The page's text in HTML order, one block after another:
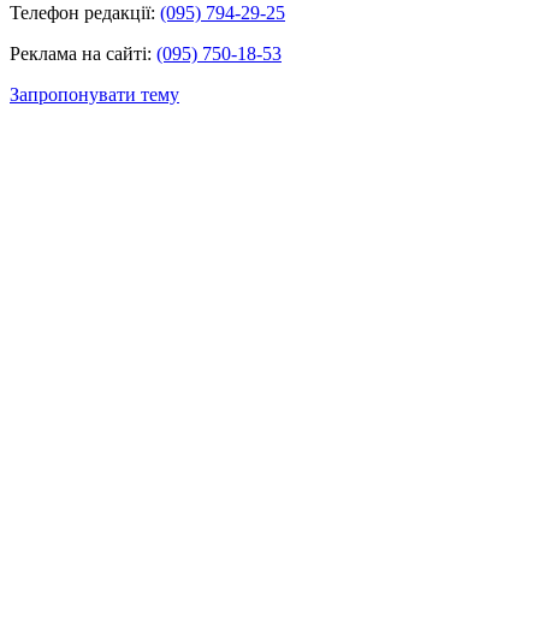
Телефон редакції: (095) 794-29-25
Реклама на сайті: (095) 750-18-53
Запропонувати тему